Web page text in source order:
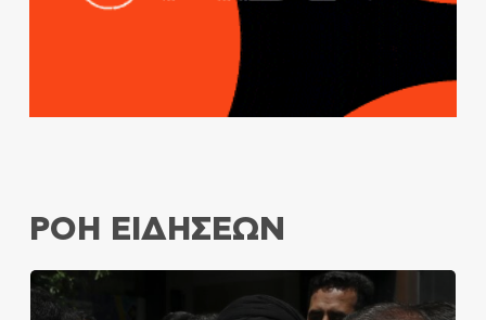
ΡΟΗ ΕΙΔΗΣΕΩΝ